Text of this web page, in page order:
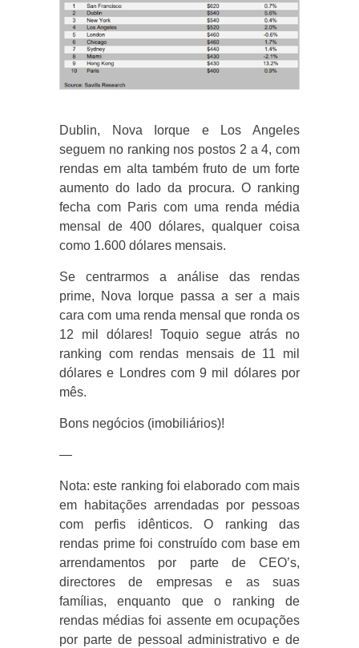
Dublin, Nova Iorque e Los Angeles
seguem no ranking nos postos 2 a 4, com
rendas em alta também fruto de um forte
aumento do lado da procura. O ranking
fecha com Paris com uma renda média
mensal de 400 dólares, qualquer coisa
como 1.600 dólares mensais.
Se centrarmos a análise das rendas
prime, Nova Iorque passa a ser a mais
cara com uma renda mensal que ronda os
12 mil dólares! Toquio segue atrás no
ranking com rendas mensais de 11 mil
dólares e Londres com 9 mil dólares por
mês.
Bons negócios (imobiliários)!
—
Nota: este ranking foi elaborado com mais
em habitações arrendadas por pessoas
com perfis idênticos. O ranking das
rendas prime foi construído com base em
arrendamentos por parte de CEO’s,
directores de empresas e as suas
famílias, enquanto que o ranking de
rendas médias foi assente em ocupações
por parte de pessoal administrativo e de